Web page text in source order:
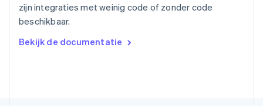
zijn integraties met weinig code of zonder code
beschikbaar.
Bekijk de documentatie
Vasteland van China
简体中文English
English